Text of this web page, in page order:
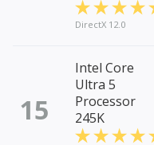
DirectX 12.0
15
Intel Core
Ultra 5
Processor
245K